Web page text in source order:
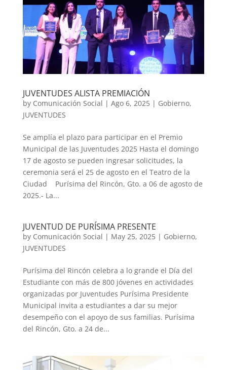
JUVENTUDES ALISTA PREMIACIÓN
by Comunicación Social | Ago 6, 2025| Gobierno,
JUVENTUDES
Se amplía el plazo para participar en el Premio
Municipal de las Juventudes 2025 Hasta el domingo
17 de agosto se pueden ingresar solicitudes, la
ceremonia será el 25 de agosto en el Teatro de la
Ciudad Purísima del Rincón, Gto. a 06 de agosto de
2025.- La...
JUVENTUD DE PURÍSIMA PRESENTE
by Comunicación Social | May 25, 2025| Gobierno,
JUVENTUDES
Purísima del Rincón celebra a lo grande el Día del
Estudiante con más de 800 jóvenes en actividades
organizadas por Juventudes Purísima Presidente
Municipal invita a estudiantes a dar su mejor
desempeño con el apoyo de sus familias. Purísima
del Rincón, Gto. a 24 de...